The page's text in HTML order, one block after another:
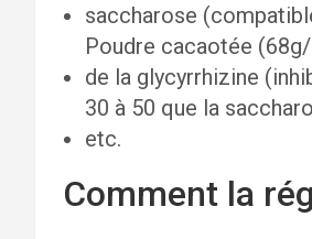
saccharose
Poudre cacaotée
de la glycyrrhizine
30 à 50 que la
etc.
Comment la